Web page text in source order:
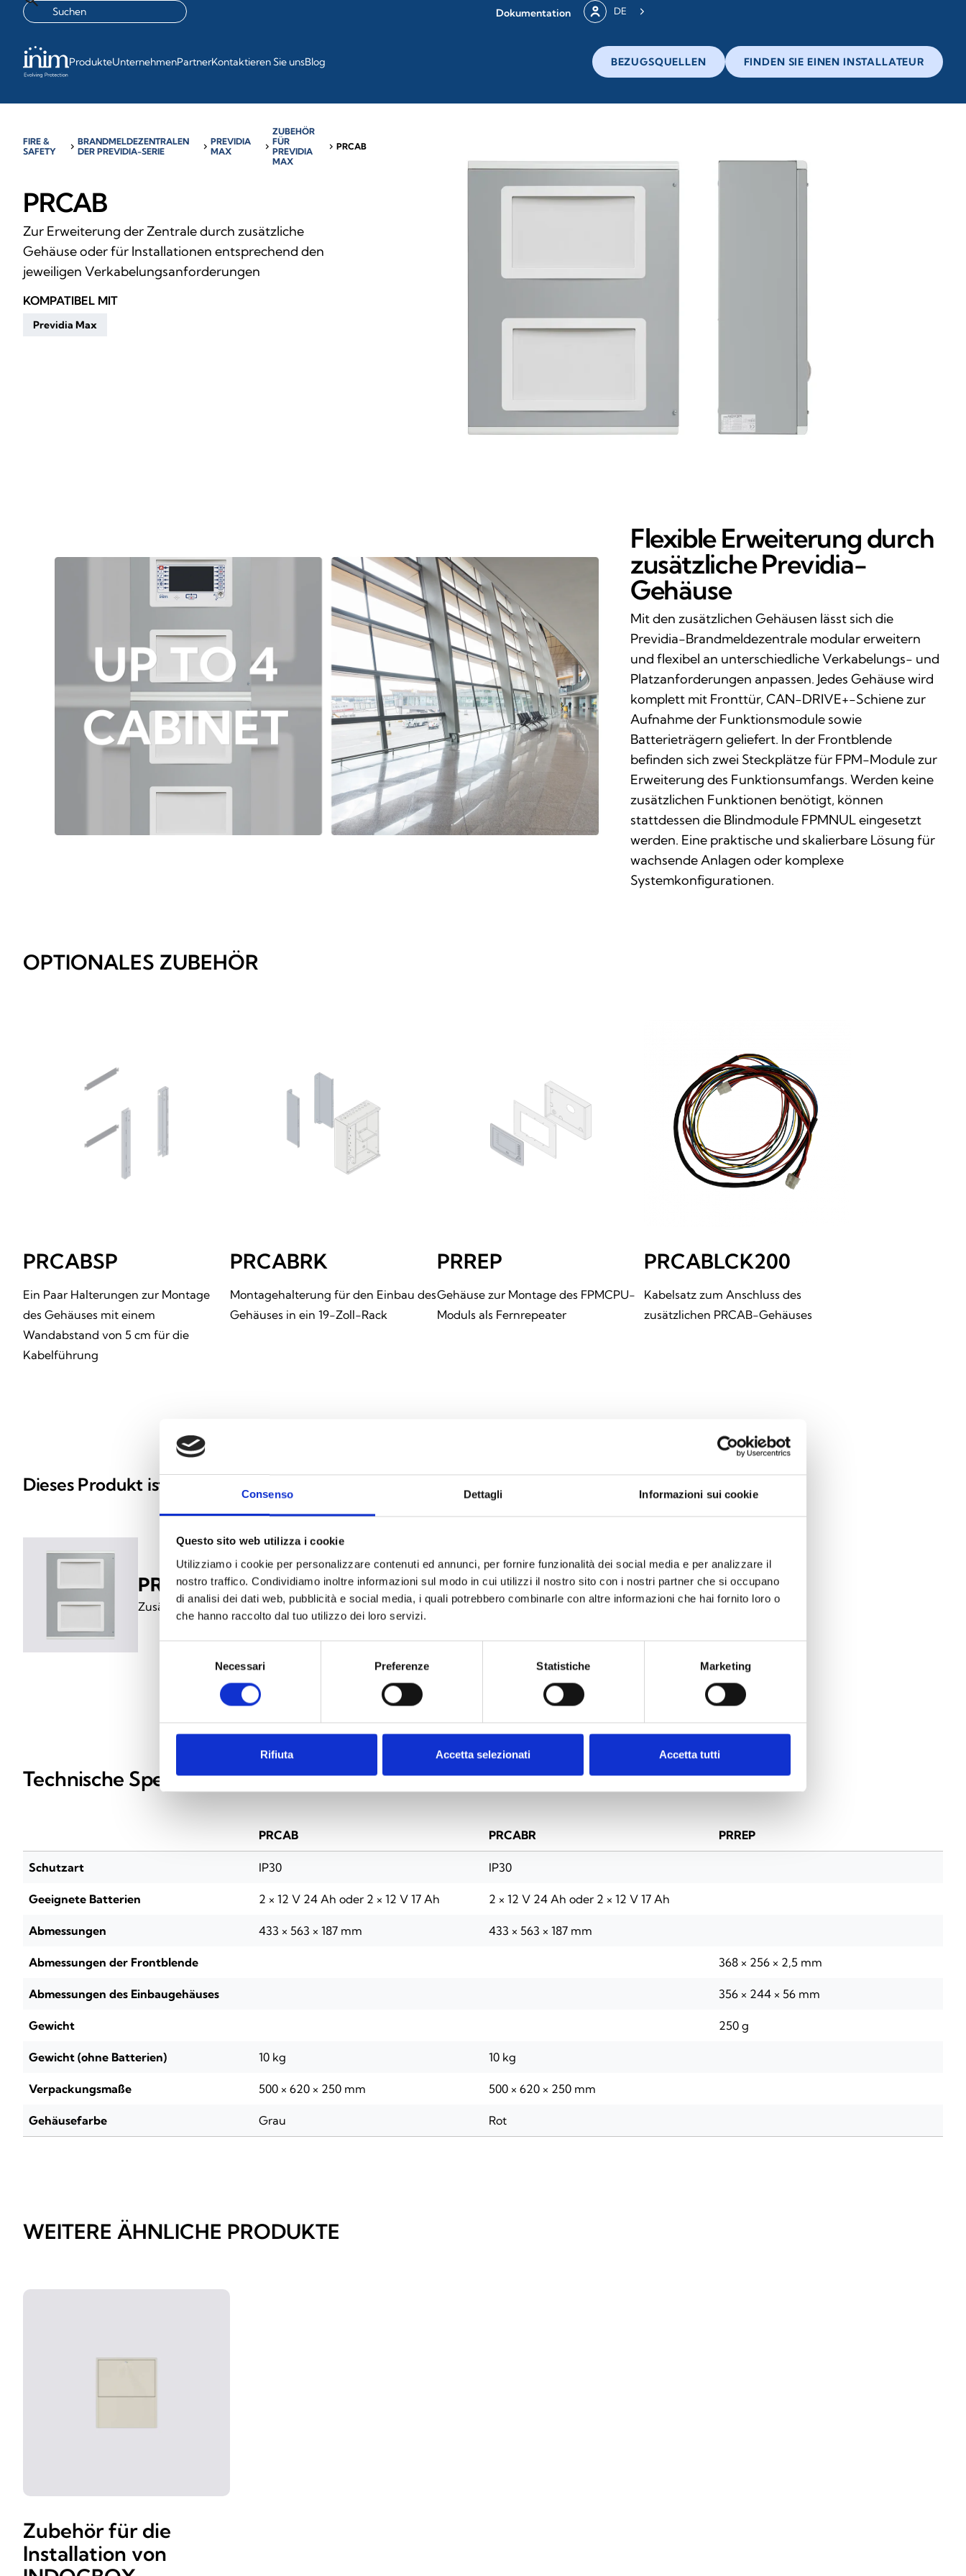
Consenso Dettagli Informazioni sui cookie
Questo sito web utilizza i cookie
Utilizziamo i cookie per personalizzare contenuti ed annunci, per fornire funzionalità dei social media e per analizzare il
nostro traffico. Condividiamo inoltre informazioni sul modo in cui utilizzi il nostro sito con i nostri partner che si occupano
di analisi dei dati web, pubblicità e social media, i quali potrebbero combinarle con altre informazioni che hai fornito loro o
che hanno raccolto dal tuo utilizzo dei loro servizi.
Necessari Preferenze Statistiche Marketing
Rifiuta Accetta selezionati Accetta tutti
Dokumentation DE
ProdukteUnternehmenPartnerKontaktieren Sie unsBlog BEZUGSQUELLEN FINDEN SIE EINEN INSTALLATEUR
FIRE &
SAFETY
chevron_right BRANDMELDEZENTRALEN
DER PREVIDIA-SERIE
chevron_right PREVIDIA
MAX
chevron_right
ZUBEHÖR
FÜR
PREVIDIA
MAX
chevron_right PRCAB
PRCAB
Zur Erweiterung der Zentrale durch zusätzliche
Gehäuse oder für Installationen entsprechend den
jeweiligen Verkabelungsanforderungen
KOMPATIBEL MIT
Previdia Max
Flexible Erweiterung durch
zusätzliche Previdia-
Gehäuse
Mit den zusätzlichen Gehäusen lässt sich die
Previdia-Brandmeldezentrale modular erweitern
und flexibel an unterschiedliche Verkabelungs- und
Platzanforderungen anpassen. Jedes Gehäuse wird
komplett mit Fronttür, CAN-DRIVE+-Schiene zur
Aufnahme der Funktionsmodule sowie
Batterieträgern geliefert. In der Frontblende
befinden sich zwei Steckplätze für FPM-Module zur
Erweiterung des Funktionsumfangs. Werden keine
zusätzlichen Funktionen benötigt, können
stattdessen die Blindmodule FPMNUL eingesetzt
werden. Eine praktische und skalierbare Lösung für
wachsende Anlagen oder komplexe
Systemkonfigurationen.
OPTIONALES ZUBEHÖR
PRCABSP
Ein Paar Halterungen zur Montage
des Gehäuses mit einem
Wandabstand von 5 cm für die
Kabelführung
PRCABRK
Montagehalterung für den Einbau des
Gehäuses in ein 19-Zoll-Rack
PRREP
Gehäuse zur Montage des FPMCPU-
Moduls als Fernrepeater
PRCABLCK200
Kabelsatz zum Anschluss des
zusätzlichen PRCAB-Gehäuses
Dieses Produkt ist in folgenden Ausführungen erhältlich
PRCAB
Zusätzliches Gehäuse
PRCABR
Zusätzliches Gehäuse, Farbe: Rot
TECHNISCHE SPEZIFIKATIONEN DOKUMENTATION
Technische Spezifikationen
PRCAB PRCABR PRREP
Schutzart IP30 IP30
Geeignete Batterien 2 × 12 V 24 Ah oder 2 × 12 V 17 Ah 2 × 12 V 24 Ah oder 2 × 12 V 17 Ah
Abmessungen 433 × 563 × 187 mm 433 × 563 × 187 mm
Abmessungen der Frontblende 368 × 256 × 2,5 mm
Abmessungen des Einbaugehäuses 356 × 244 × 56 mm
Gewicht 250 g
Gewicht (ohne Batterien) 10 kg 10 kg
Verpackungsmaße 500 × 620 × 250 mm 500 × 620 × 250 mm
Gehäusefarbe Grau Rot
WEITERE ÄHNLICHE PRODUKTE
Zubehör für die
Installation von